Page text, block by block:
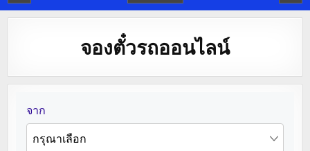
จองตั๋วรถออนไลน์